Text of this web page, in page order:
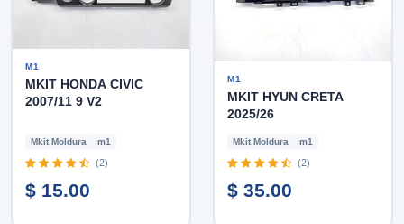
M1
MKIT HONDA CIVIC
2007/11 9 V2
Mkit Moldura m1
(2)
$ 15.00
M1
MKIT HYUN CRETA
2025/26
Mkit Moldura m1
(2)
$ 35.00